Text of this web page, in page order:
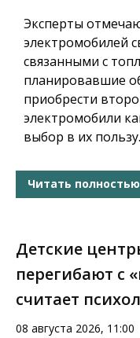
Эксперты
электромобилей
связанными с
планировавшие
приобрести
электромобили
выбор в их пользу.
Читать полностью
Детские
перегибают с
считает
08 августа 2026, 11:00